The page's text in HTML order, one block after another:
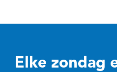
Elke zondag